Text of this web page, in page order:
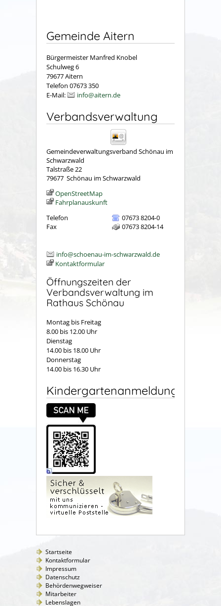
Gemeinde Aitern
Bürgermeister Manfred Knobel
Schulweg 6
79677 Aitern
Telefon 07673 350
E-Mail:
info@aitern.de
Verbandsverwaltung
Gemeindeverwaltungsverband Schönau im
Schwarzwald
Talstraße 22
79677 Schönau im Schwarzwald
OpenStreetMap
Fahrplanauskunft
Telefon
07673 8204-0
Fax
07673 8204-14
info@schoenau-im-schwarzwald.de
Kontaktformular
Öffnungszeiten der
Verbandsverwaltung im
Rathaus Schönau
Montag bis Freitag
8.00 bis 12.00 Uhr
Dienstag
14.00 bis 18.00 Uhr
Donnerstag
14.00 bis 16.30 Uhr
Kindergartenanmeldung
Startseite
Kontaktformular
Impressum
Datenschutz
Behördenwegweiser
Mitarbeiter
Lebenslagen